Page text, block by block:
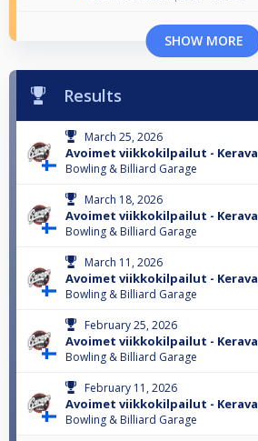
SHOW MORE
Results
March 25, 2026
Avoimet viikkokilpailut - Kerava
Bowling & Billiard Garage
March 18, 2026
Avoimet viikkokilpailut - Kerava
Bowling & Billiard Garage
March 11, 2026
Avoimet viikkokilpailut - Kerava
Bowling & Billiard Garage
February 25, 2026
Avoimet viikkokilpailut - Kerava
Bowling & Billiard Garage
February 11, 2026
Avoimet viikkokilpailut - Kerava
Bowling & Billiard Garage